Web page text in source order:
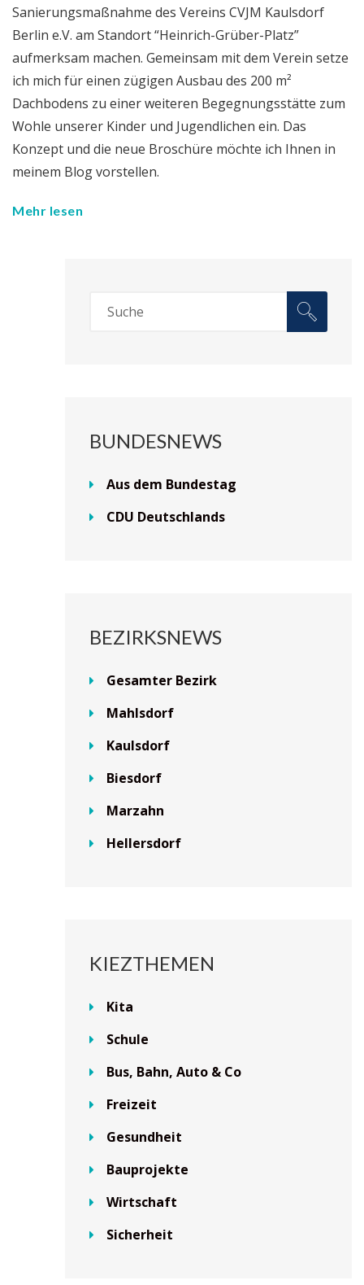
Sanierungsmaßnahme des Vereins CVJM Kaulsdorf
Berlin e.V. am Standort “Heinrich-Grüber-Platz”
aufmerksam machen. Gemeinsam mit dem Verein setze
ich mich für einen zügigen Ausbau des 200 m²
Dachbodens zu einer weiteren Begegnungsstätte zum
Wohle unserer Kinder und Jugendlichen ein. Das
Konzept und die neue Broschüre möchte ich Ihnen in
meinem Blog vorstellen.
Mehr lesen
BUNDESNEWS
Aus dem Bundestag
CDU Deutschlands
BEZIRKSNEWS
Gesamter Bezirk
Mahlsdorf
Kaulsdorf
Biesdorf
Marzahn
Hellersdorf
KIEZTHEMEN
Kita
Schule
Bus, Bahn, Auto & Co
Freizeit
Gesundheit
Bauprojekte
Wirtschaft
Sicherheit